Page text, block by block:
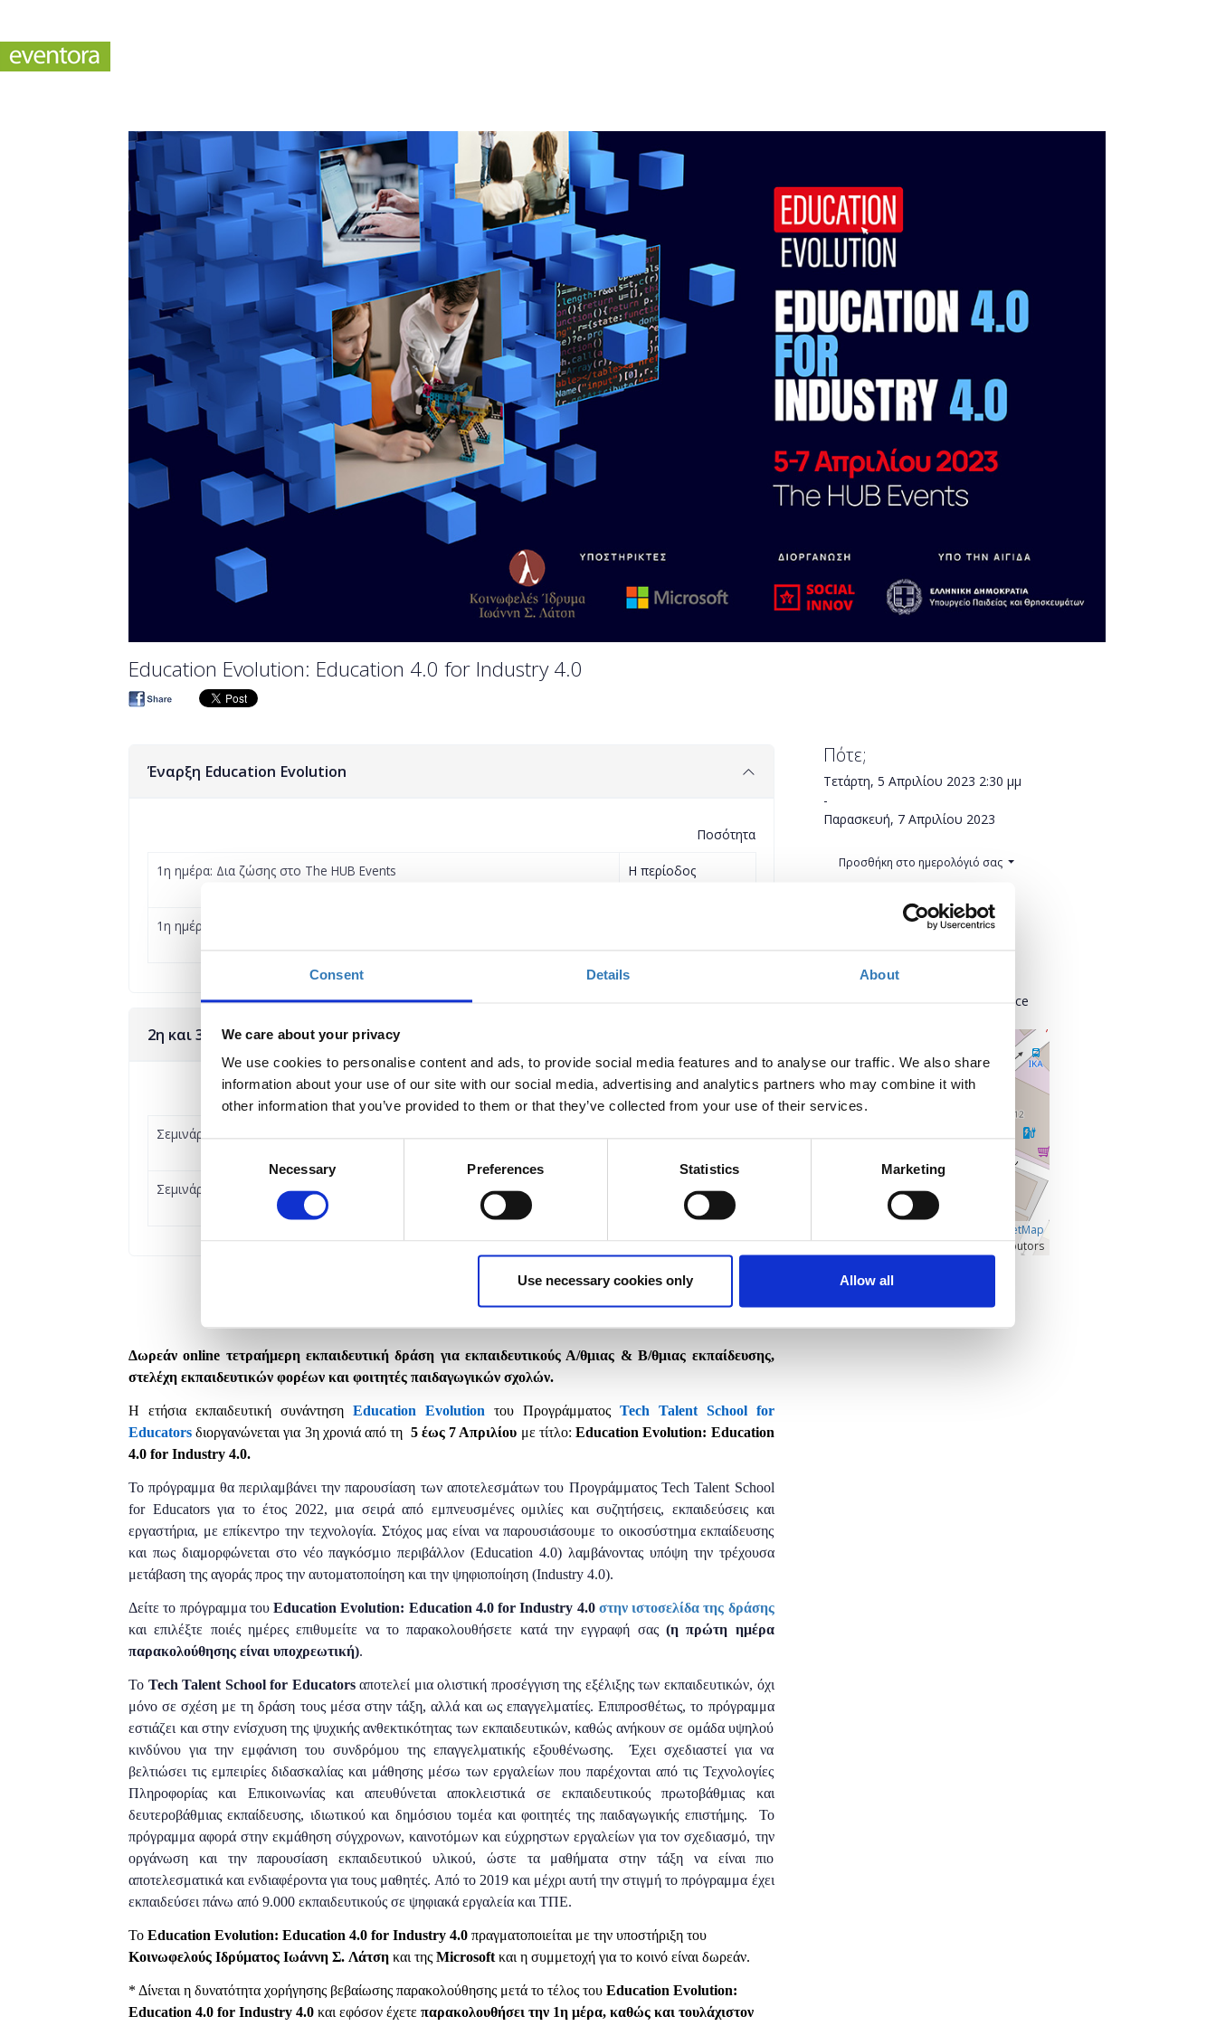
Consent Details About
We care about your privacy
We use cookies to personalise content and ads, to provide social media features and to analyse our traffic. We also share
information about your use of our site with our social media, advertising and analytics partners who may combine it with
other information that you’ve provided to them or that they’ve collected from your use of their services.
Necessary Preferences Statistics Marketing
Use necessary cookies only Allow all
Education Evolution: Education 4.0 for Industry 4.0
Έναρξη Education Evolution
Ποσότητα
1η ημέρα: Δια ζώσης στο The HUB Events
Η περίοδος
1η ημέρα: Εξ αποστάσεως - Live streaming
2η και 3η ημέρα Education Evolution
Ποσότητα
Σεμινάρια 2ης ημέρας - Εξ αποστάσεως - Live streaming
Η περίοδος
Σεμινάρια 3ης ημέρας - Εξ αποστάσεως - Live streaming
Η περίοδος
εγγραφών έχει λήξει.
Δωρεάνonline τετραήμερη εκπαιδευτική δράση για εκπαιδευτικούς Α/θμιας & Β/θμιας εκπαίδευσης,
στελέχη εκπαιδευτικών φορέων και φοιτητές παιδαγωγικών σχολών.
H ετήσια εκπαιδευτική συνάντηση Education Evolution του Προγράμματος Tech Talent School for
Educators διοργανώνεται για 3η χρονιά από τη 5 έως 7 Απριλίου με τίτλο:Education Evolution: Education
4.0 for Industry 4.0.
Το πρόγραμμα θα περιλαμβάνει την παρουσίαση των αποτελεσμάτων του Προγράμματος Tech Talent School
for Educators για το έτος 2022, μια σειρά από εμπνευσμένες ομιλίες και συζητήσεις, εκπαιδεύσεις και
εργαστήρια, με επίκεντρο την τεχνολογία. Στόχος μας είναι να παρουσιάσουμε το οικοσύστημα εκπαίδευσης
και πως διαμορφώνεται στο νέο παγκόσμιο περιβάλλον (Education 4.0) λαμβάνοντας υπόψη την τρέχουσα
μετάβαση της αγοράς προς την αυτοματοποίηση και την ψηφιοποίηση (Industry 4.0).
Δείτε το πρόγραμμα του Education Evolution: Education 4.0 for Industry 4.0 στην ιστοσελίδα της δράσης
και επιλέξτε ποιές ημέρες επιθυμείτε να το παρακολουθήσετε κατά την εγγραφή σας (η πρώτη ημέρα
παρακολούθησης είναι υποχρεωτική).
Το Tech Talent School for Educatorsαποτελεί μια ολιστική προσέγγιση της εξέλιξης των εκπαιδευτικών, όχι
μόνο σε σχέση με τη δράση τους μέσα στην τάξη, αλλά και ως επαγγελματίες. Επιπροσθέτως, το πρόγραμμα
εστιάζει και στην ενίσχυση της ψυχικής ανθεκτικότητας των εκπαιδευτικών, καθώς ανήκουν σε ομάδα υψηλού
κινδύνου για την εμφάνιση του συνδρόμου της επαγγελματικής εξουθένωσης. Έχει σχεδιαστεί για να
βελτιώσει τις εμπειρίες διδασκαλίας και μάθησης μέσω των εργαλείων που παρέχονται από τις Τεχνολογίες
Πληροφορίας και Επικοινωνίας και απευθύνεται αποκλειστικά σε εκπαιδευτικούς πρωτοβάθμιας και
δευτεροβάθμιας εκπαίδευσης, ιδιωτικού και δημόσιου τομέα και φοιτητές της παιδαγωγικής επιστήμης. Το
πρόγραμμα αφορά στην εκμάθηση σύγχρονων, καινοτόμων και εύχρηστων εργαλείων για τον σχεδιασμό, την
οργάνωση και την παρουσίαση εκπαιδευτικού υλικού, ώστε τα μαθήματα στην τάξη να είναι πιο
αποτελεσματικά και ενδιαφέροντα για τους μαθητές. Από το 2019 και μέχρι αυτή την στιγμή το πρόγραμμα έχει
εκπαιδεύσει πάνω από 9.000 εκπαιδευτικούς σε ψηφιακά εργαλεία και ΤΠΕ.
Το Education Evolution: Education 4.0 for Industry 4.0 πραγματοποιείται με την υποστήριξη του
Κοινωφελούς Ιδρύματος Ιωάννη Σ. Λάτση και της Microsoft και η συμμετοχή για το κοινό είναι δωρεάν.
* Δίνεται η δυνατότητα χορήγησης βεβαίωσης παρακολούθησης μετά το τέλος του Education Evolution:
Education 4.0 for Industry 4.0 και εφόσον έχετε παρακολουθήσει την 1η μέρα, καθώς και τουλάχιστον
Πότε;
Τετάρτη, 5 Απριλίου 2023 2:30 μμ
-
Παρασκευή, 7 Απριλίου 2023
Προσθήκη στο ημερολόγιό σας
118 54 Athina
Kentrikos Tomeas Athinon, Greece
–
OpenStreetMap
contributors
Προβολή μεγαλύτερου χάρτη